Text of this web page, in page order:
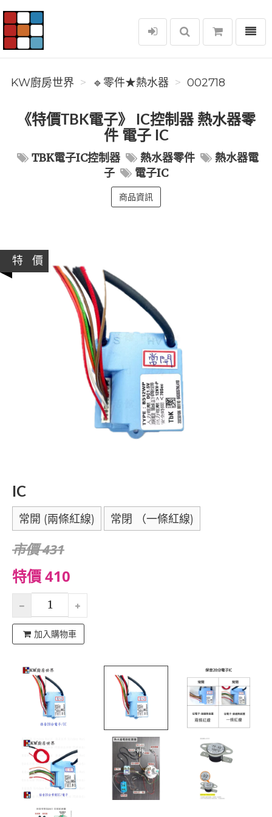
KW廚房世界
選單
KW廚房世界 🔹零件★熱水器 002718
《特價TBK電子》 IC控制器 熱水器零
件 電子 IC
TBK電子IC控制器 熱水器零件
熱水器電
子
電子IC
商品資訊
特 價
IC
常開 (兩條紅線) 常閉 （一條紅線)
市價 431
特價 410
加入購物車